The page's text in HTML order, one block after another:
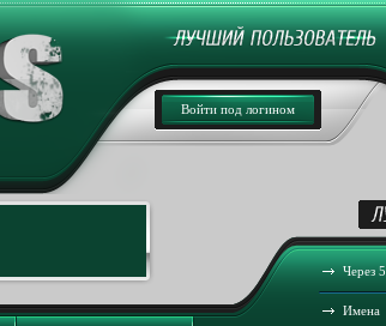
Войти под логином
Через 5
Имена